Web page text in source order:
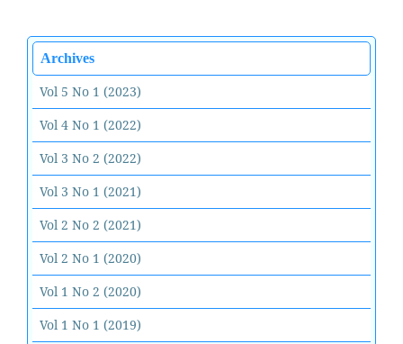
Archives
Vol 5 No 1 (2023)
Vol 4 No 1 (2022)
Vol 3 No 2 (2022)
Vol 3 No 1 (2021)
Vol 2 No 2 (2021)
Vol 2 No 1 (2020)
Vol 1 No 2 (2020)
Vol 1 No 1 (2019)